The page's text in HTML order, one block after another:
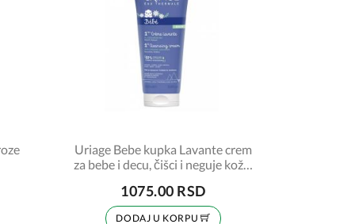
Uriage Bebe kupka Lavante crem
za bebe i decu, čišci i neguje kožu,
1075.00 RSD
DODAJ U KORPU